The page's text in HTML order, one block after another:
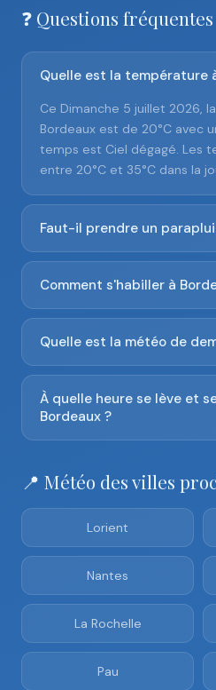
❓ Questions
Quelle est la température
Ce Dimanche 5 juillet 2026,
Bordeaux est de 20°C avec
temps est Ciel dégagé. Les
entre 20°C et 35°C dans la
Faut-il prendre un
Comment s'habiller à
Quelle est la météo de
À quelle heure se lève et
Bordeaux ?
📍 Météo des villes
Lorient
Nantes
La Rochelle
Pau